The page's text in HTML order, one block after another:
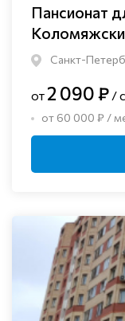
Пансионат
Санкт-
от 2 090 ₽ /
от 60 000 ₽ /